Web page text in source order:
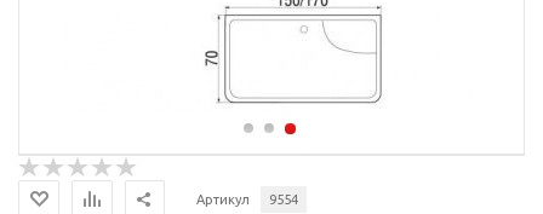
Артикул 9554